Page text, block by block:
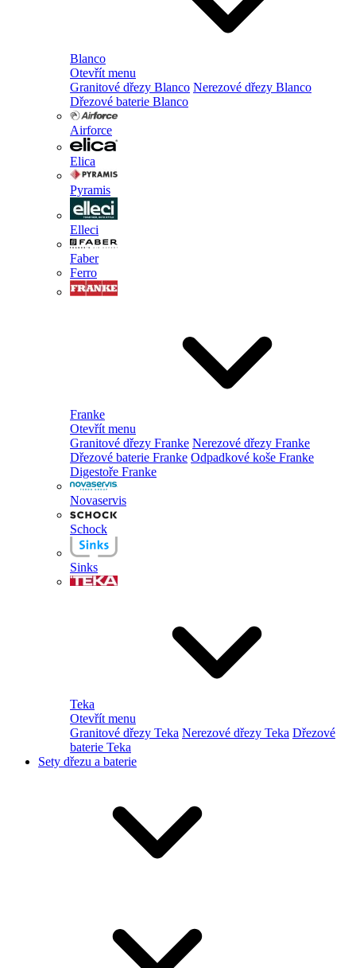
Blanco
Otevřít menu
Granitové dřezy Blanco Nerezové dřezy Blanco
Dřezové baterie Blanco
Airforce
Elica
Pyramis
Elleci
Faber
Ferro
Franke
Otevřít menu
Granitové dřezy Franke Nerezové dřezy Franke
Dřezové baterie Franke Odpadkové koše Franke
Digestoře Franke
Novaservis
Schock
Sinks
Teka
Otevřít menu
Granitové dřezy Teka Nerezové dřezy Teka Dřezové
baterie Teka
Sety dřezu a baterie